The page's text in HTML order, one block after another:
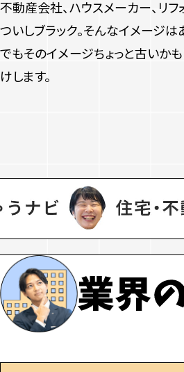
不動産会社、ハウスメーカー、リ
ついしブラック。そんなイメージは
でもそのイメージちょっと古いか
けします。